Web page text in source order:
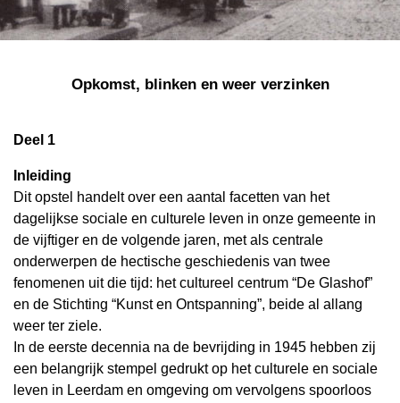
Opkomst, blinken en weer verzinken
Deel 1
Inleiding
Dit opstel handelt over een aantal facetten van het
dagelijkse sociale en culturele leven in onze gemeente in
de vijftiger en de volgende jaren, met als centrale
onderwerpen de hectische geschiedenis van twee
fenomenen uit die tijd: het cultureel centrum “De Glashof”
en de Stichting “Kunst en Ontspanning”, beide al allang
weer ter ziele.
In de eerste decennia na de bevrijding in 1945 hebben zij
een belangrijk stempel gedrukt op het culturele en sociale
leven in Leerdam en omgeving om vervolgens spoorloos